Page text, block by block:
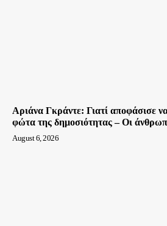
Αριάνα Γκράντε: Γιατί αποφάσισε
φώτα της δημοσιότητας – Οι
August 6, 2026